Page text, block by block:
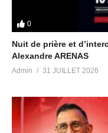
0
Nuit de prière et
Alexandre ARENAS
Admin 31 JUILLET 2026